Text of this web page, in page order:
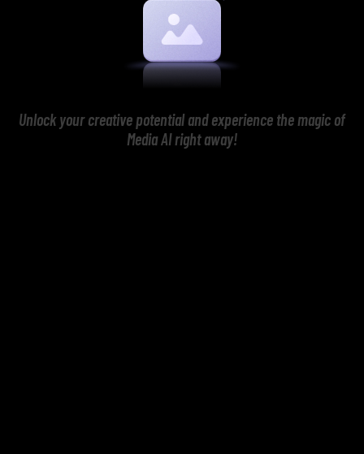
Unlock your creative potential and experience the magic of
Media AI right away!